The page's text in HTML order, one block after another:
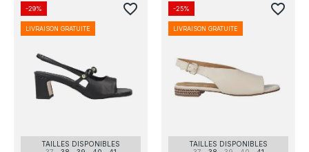
TAILLES DISPONIBLES
-29%
LIVRAISON GRATUITE
favorite_border
TAILLES DISPONIBLES
-25%
LIVRAISON GRATUITE
favorite_border